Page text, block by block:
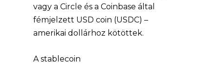
vagy a Circle és a Coinbase által
fémjelzett USD coin (USDC) –
amerikai dollárhoz kötöttek.
A stablecoin